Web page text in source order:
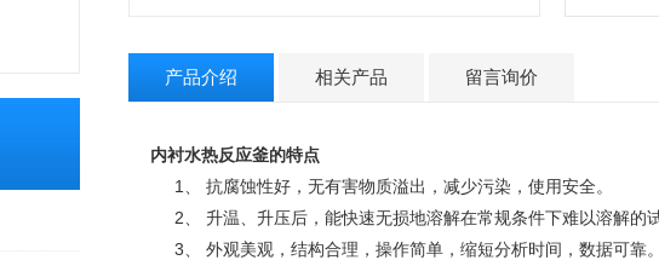
产品介绍 相关产品 留言询价
内衬水热反应釜的特点
1、 抗腐蚀性好，无有害物质溢出，减少污染，使用安全。
2、 升温、升压后，能快速无损地溶解在常规条件下难以溶解的试
3、 外观美观，结构合理，操作简单，缩短分析时间，数据可靠。